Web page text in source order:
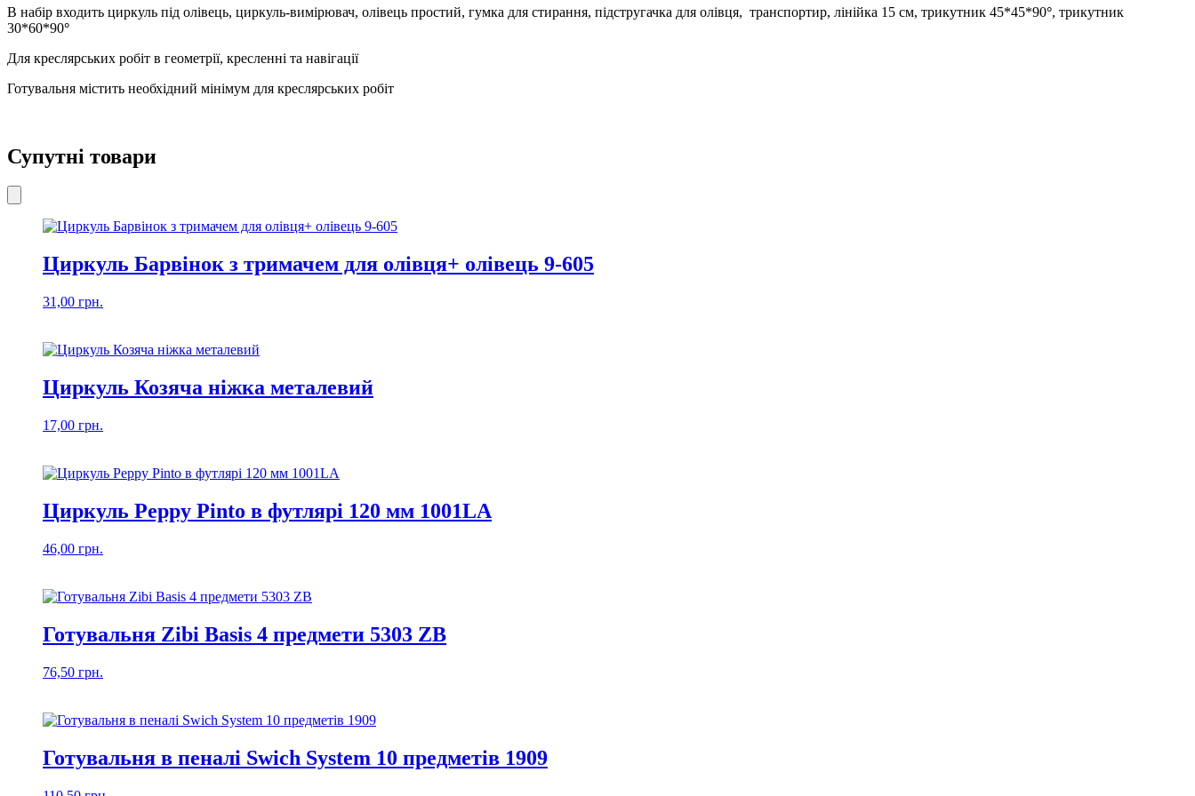
В набір входить циркуль під олівець, циркуль-вимірювач, олівець простий, гумка для стирання, підстругачка для олівця, транспортир, лінійка 15 см, трикутник 45*45*90°, трикутник
30*60*90°
Для креслярських робіт в геометрії, кресленні та навігації
Готувальня містить необхідний мінімум для креслярських робіт
Супутні товари
Циркуль Барвінок з тримачем для олівця+ олівець 9-605
31,00 грн.
Циркуль Козяча ніжка металевий
17,00 грн.
Циркуль Peppy Pinto в футлярі 120 мм 1001LA
46,00 грн.
Готувальня Zibi Basis 4 предмети 5303 ZB
76,50 грн.
Готувальня в пеналі Swich System 10 предметів 1909